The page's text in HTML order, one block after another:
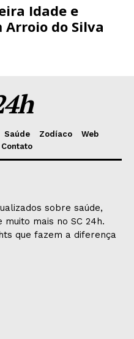
Idade e
Arroio do Silva
Saúde Zodíaco
Web
Contato
sobre saúde,
mais no SC 24h.
que fazem a diferença